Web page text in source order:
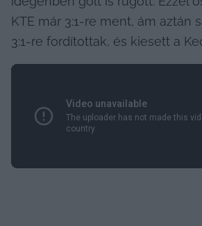
KTE már 3:1-re ment, ám aztán
3:1-re fordítottak, és kiesett a